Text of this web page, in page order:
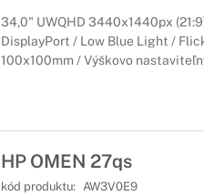
34,0" UWQHD 3440x1440px
DisplayPort / Low Blue Light /
100x100mm / Výškovo
HP OMEN 27qs
kód produktu: AW3V0E9